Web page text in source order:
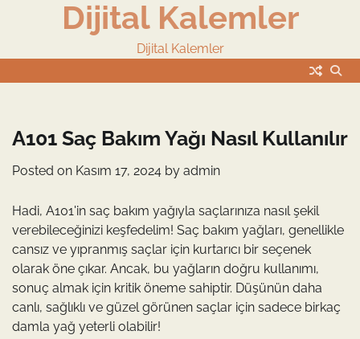
Dijital Kalemler
Dijital Kalemler
A101 Saç Bakım Yağı Nasıl Kullanılır
Posted on Kasım 17, 2024 by admin
Hadi, A101'in saç bakım yağıyla saçlarınıza nasıl şekil
verebileceğinizi keşfedelim! Saç bakım yağları, genellikle
cansız ve yıpranmış saçlar için kurtarıcı bir seçenek
olarak öne çıkar. Ancak, bu yağların doğru kullanımı,
sonuç almak için kritik öneme sahiptir. Düşünün daha
canlı, sağlıklı ve güzel görünen saçlar için sadece birkaç
damla yağ yeterli olabilir!